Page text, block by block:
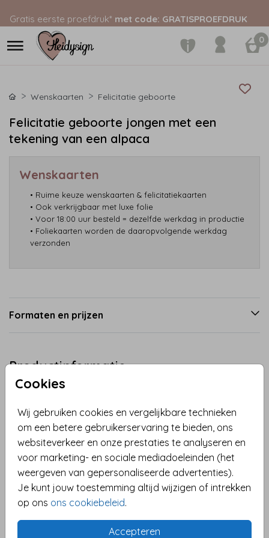
Gratis eerste proefdruk* met code: GRATISPROEFDRUK
0
Cookies
Wij gebruiken cookies en vergelijkbare technieken
om een betere gebruikerservaring te bieden, ons
websiteverkeer en onze prestaties te analyseren en
voor marketing- en sociale mediadoeleinden (het
weergeven van gepersonaliseerde advertenties).
Je kunt jouw toestemming altijd wijzigen of intrekken
op ons ons cookiebeleid.
Accepteren
Wenskaarten Felicitatie geboorte
Felicitatie geboorte jongen met een
tekening van een alpaca
Wenskaarten
• Ruime keuze wenskaarten & felicitatiekaarten
• Ook verkrijgbaar met luxe folie
• Voor 18:00 uur besteld = dezelfde werkdag in productie
• Foliekaarten worden de daaropvolgende werkdag
verzonden
Formaten en prijzen
Productinformatie
Felicitatie voor de geboorte van een jongen.
Grappige wenskaart met een tekening van een
alpaca. Plaats eenvoudig een persoonlijke
boodschap op de kaart en verras de kersverse
ouders met een felicitatie kaartje in de brievenbus.
Toon meer
Collectie